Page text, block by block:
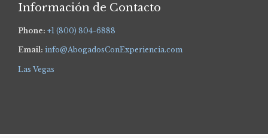
Información de Contacto
Phone: +1 (800) 804-6888
Email: info@AbogadosConExperiencia.com
Las Vegas